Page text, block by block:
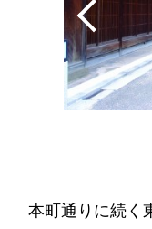
本町通りに続く